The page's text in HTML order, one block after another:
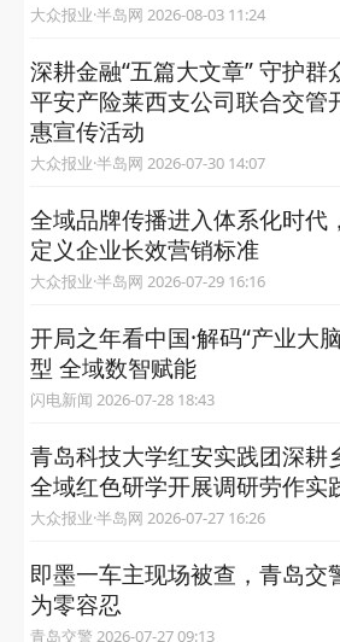
大众报业·半岛网 2026-08-03 11:24
深耕金融“五篇大文章” 守护
平安产险莱西支公司联合交管
惠宣传活动
大众报业·半岛网 2026-07-30 14:07
全域品牌传播进入体系化时代
定义企业长效营销标准
大众报业·半岛网 2026-07-29 16:16
开局之年看中国·解码“产业大
型 全域数智赋能
闪电新闻 2026-07-28 18:43
青岛科技大学红安实践团深耕
全域红色研学开展调研劳作实
大众报业·半岛网 2026-07-27 16:26
即墨一车主现场被查，青岛交
为零容忍
青岛交警 2026-07-27 09:13